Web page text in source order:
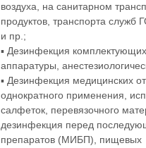
воздуха, на санитарном
продуктов, транспорта
и пр.;
▪ Дезинфекция
аппаратуры,
▪ Дезинфекция медицинских
однократного применения,
салфеток, перевязочного
дезинфекция перед
препаратов (МИБП), пищевых